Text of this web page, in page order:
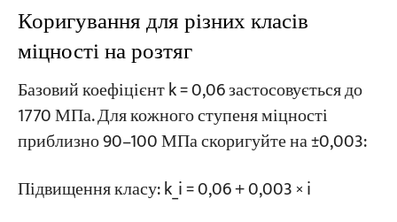
Коригування для різних класів
міцності на розтяг
Базовий коефіцієнт k = 0,06 застосовується до
1770 МПа. Для кожного ступеня міцності
приблизно 90–100 МПа скоригуйте на ±0,003:
Підвищення класу: k_i = 0,06 + 0,003 × i